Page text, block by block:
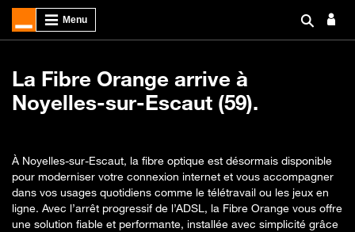
La Fibre Orange arrive à
Noyelles-sur-Escaut (59).
À Noyelles-sur-Escaut, la fibre optique est désormais disponible
pour moderniser votre connexion internet et vous accompagner
dans vos usages quotidiens comme le télétravail ou les jeux en
ligne. Avec l’arrêt progressif de l’ADSL, la Fibre Orange vous offre
une solution fiable et performante, installée avec simplicité grâce